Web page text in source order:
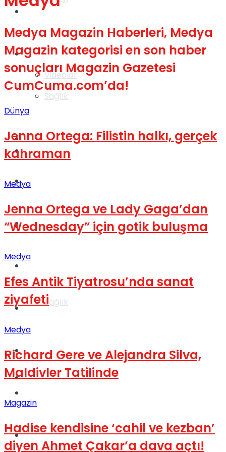
Videolar
Gündem
Yaşam
Sağlık
TV
Gündem
Yaşam
Sağlık
TV
Kadınca
Dünya
Müzik
Sinema
Spor
Medya Magazin Haberleri, Medya
Magazin kategorisi en son haber
sonuçları Magazin Gazetesi
CumCuma.com’da!
Dünya
Jenna Ortega: Filistin halkı, gerçek
kahraman
Medya
Jenna Ortega ve Lady Gaga’dan
“Wednesday” için gotik buluşma
Medya
Efes Antik Tiyatrosu’nda sanat
ziyafeti
Medya
Richard Gere ve Alejandra Silva,
Maldivler Tatilinde
Magazin
Hadise kendisine ‘cahil ve kezban’
diyen Ahmet Çakar’a dava açtı!